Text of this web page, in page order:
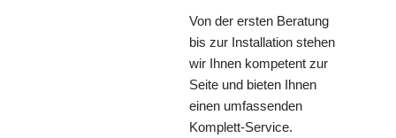
Von der ersten Beratung
bis zur Installation stehen
wir Ihnen kompetent zur
Seite und bieten Ihnen
einen umfassenden
Komplett-Service.